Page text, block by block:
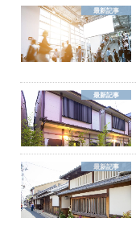
最新記事
最新記事
最新記事